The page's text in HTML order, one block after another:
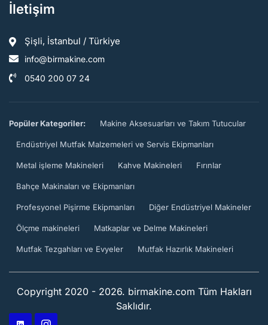
İletişim
Şişli, İstanbul / Türkiye
info@birmakine.com
0540 200 07 24
Popüler Kategoriler: Makine Aksesuarları ve Takım Tutucular
Endüstriyel Mutfak Malzemeleri ve Servis Ekipmanları
Metal işleme Makineleri Kahve Makineleri Fırınlar
Bahçe Makinaları ve Ekipmanları
Profesyonel Pişirme Ekipmanları Diğer Endüstriyel Makineler
Ölçme makineleri Matkaplar ve Delme Makineleri
Mutfak Tezgahları ve Evyeler Mutfak Hazırlık Makineleri
Copyright 2020 - 2026. birmakine.com Tüm Hakları
Saklıdır.